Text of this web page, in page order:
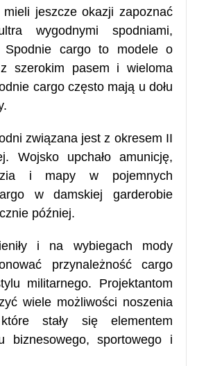
jeszcze okazji zapoznać
wygodnymi spodniami,
Spodnie cargo to modele o
szerokim pasem i wieloma
cargo często mają u dołu
związana jest z okresem II
Wojsko upchało amunicję,
i mapy w pojemnych
w damskiej garderobie
później.
i na wybiegach mody
przynależność cargo
militarnego. Projektantom
wiele możliwości noszenia
stały się elementem
biznesowego, sportowego i